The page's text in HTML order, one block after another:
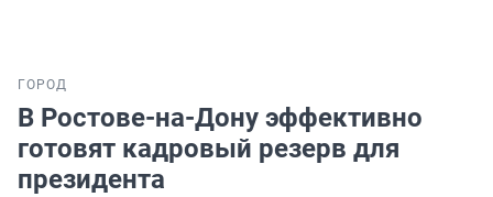
ГОРОД
В Ростове-на-Дону эффективно
готовят кадровый резерв для
президента